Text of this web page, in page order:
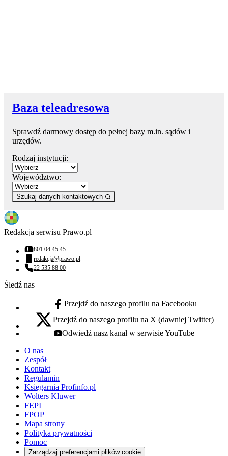
Baza teleadresowa
Sprawdź darmowy dostęp do pełnej bazy m.in. sądów i
urzędów.
Rodzaj instytucji:
Województwo:
Szukaj danych kontaktowych
Redakcja serwisu Prawo.pl
Numer telefonu:
801 04 45 45
Adres email:
redakcja@prawo.pl
Numer telefonu:
22 535 88 00
Śledź nas
facebook - otwiera się w nowej karcie
Przejdź do naszego profilu na Facebooku
x - otwiera się w nowej karcie
Przejdź do naszego profilu na X (dawniej Twitter)
youtube - otwiera się w nowej karcie
Odwiedź nasz kanał w serwisie YouTube
O nas
Zespół
Kontakt
Regulamin
Księgarnia Profinfo.pl
Wolters Kluwer
FEPI
FPOP
Mapa strony
Polityka prywatności
Pomoc
Zarządzaj preferencjami plików cookie